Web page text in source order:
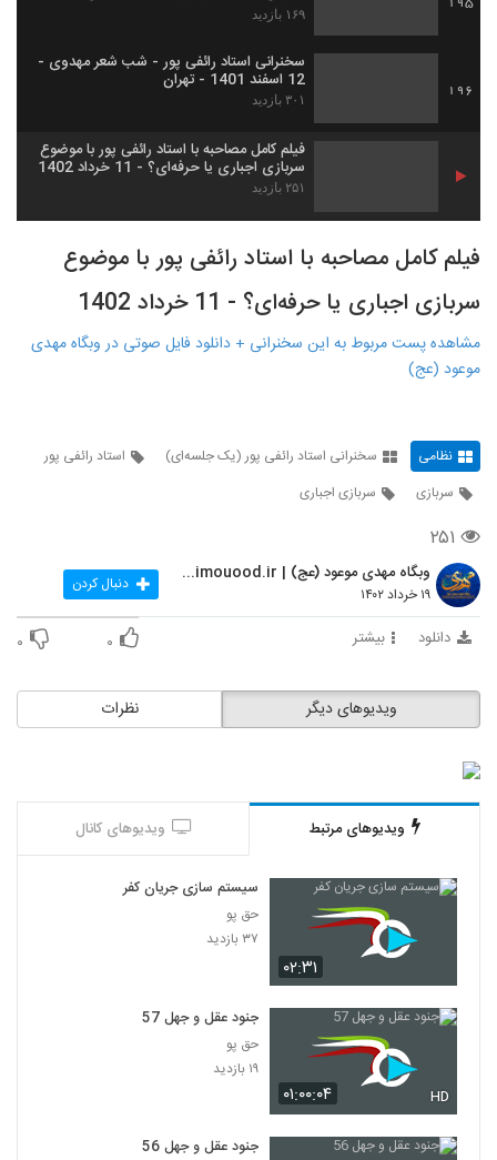
اسفند 1401
۱۶۹ بازدید
196
سخنرانی استاد رائفی پور - شب شعر مهدوی -
12 اسفند 1401 - تهران
۳۰۱ بازدید
فیلم کامل مصاحبه با استاد رائفی پور با موضوع
سربازی اجباری یا حرفه‌ای؟ - 11 خرداد 1402
۲۵۱ بازدید
فیلم کامل مصاحبه با استاد رائفی پور با موضوع
سربازی اجباری یا حرفه‌ای؟ - 11 خرداد 1402
مشاهده پست مربوط به این سخنرانی + دانلود فایل صوتی در وبگاه مهدی
موعود (عج)
نظامی سخنرانی استاد رائفی پور (یک جلسه‌ای)
استاد رائفی پور
سربازی
سربازی اجباری
۲۵۱
وبگاه مهدی موعود (عج) | mahdimouood.ir
۱۹ خرداد ۱۴۰۲ دنبال کردن
دانلود بیشتر ۰ ۰
نظرات ویدیوهای دیگر
ویدیوهای مرتبط ویدیوهای کانال
۰۲:۳۱
سیستم سازی جریان کفر
حق پو
۳۷ بازدید
۰۱:۰۰:۰۴ HD
جنود عقل و جهل 57
حق پو
۱۹ بازدید
جنود عقل و جهل 56